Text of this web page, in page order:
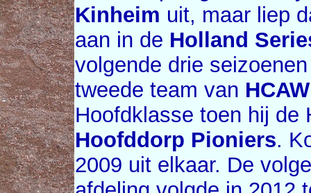
Kinheim uit, maar liep
aan in de Holland
volgende drie
tweede team van HCAW
Hoofdklasse toen hij de
Hoofddorp Pioniers.
2009 uit elkaar. De